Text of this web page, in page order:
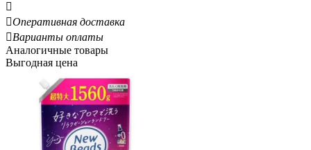

Оперативная доставка
Варианты оплаты
Аналогичные товары
Выгодная цена